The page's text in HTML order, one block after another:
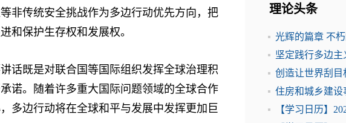
非传统安全挑战作为多边行动优先方向，把
和保护生存权和发展权。
既是对联合国等国际组织发挥全球治理积
诺。随着许多重大国际问题领域的全球合作
多边行动将在全球和平与发展中发挥更加巨
理论头条
光辉的篇章 不
坚定践行多边
创造让世界刮
住房和城乡建
【学习日历】